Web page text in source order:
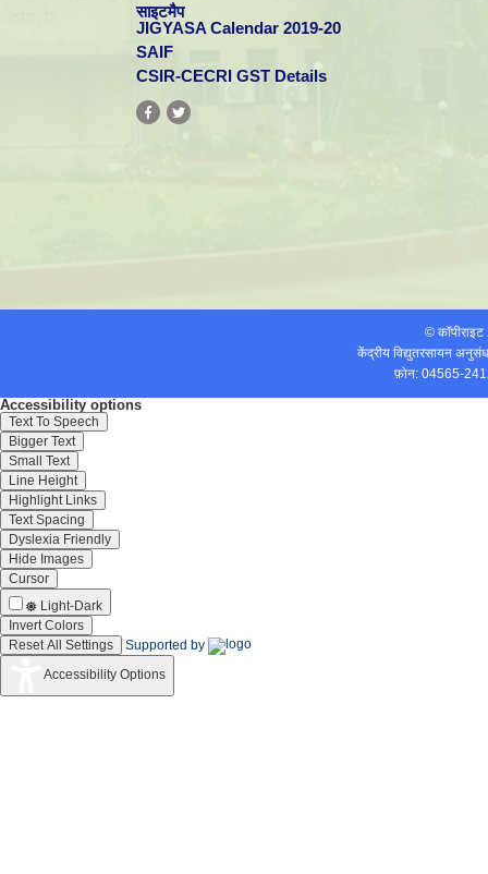
साइटमैप
JIGYASA Calendar 2019-20
SAIF
CSIR-CECRI GST Details
©
केंद्रीय विद्युतरसायन
फ़ोन: 04565-
Accessibility options
Text To Speech
Bigger Text
Small Text
Line Height
Highlight Links
Text Spacing
Dyslexia Friendly
Hide Images
Cursor
Light-Dark
Invert Colors
Reset All Settings
Supported by
Accessibility Options